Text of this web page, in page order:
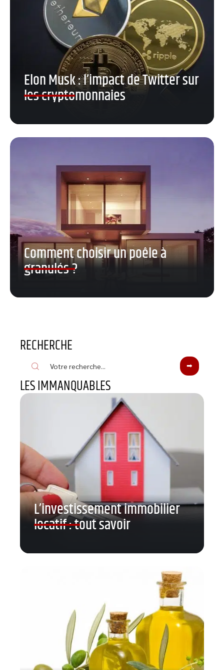
Elon Musk : l’impact de Twitter sur
les cryptomonnaies
Comment choisir un poêle à
granulés ?
RECHERCHE
LES IMMANQUABLES
L’investissement immobilier
locatif : tout savoir